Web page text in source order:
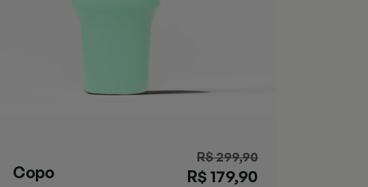
Copo
R$ 299,90
R$ 179,90